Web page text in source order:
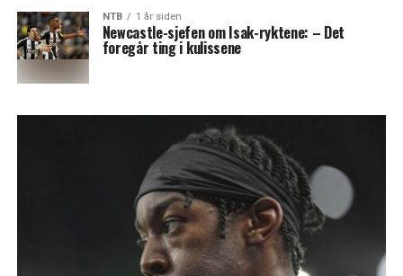
NTB 1 år siden
Newcastle-sjefen om Isak-ryktene: – Det
foregår ting i kulissene